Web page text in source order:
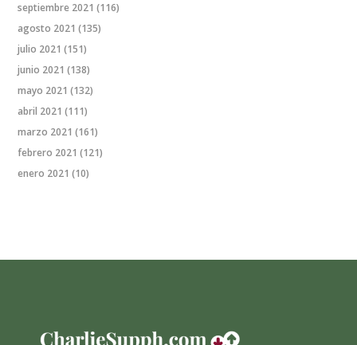
septiembre 2021 (116)
agosto 2021 (135)
julio 2021 (151)
junio 2021 (138)
mayo 2021 (132)
abril 2021 (111)
marzo 2021 (161)
febrero 2021 (121)
enero 2021 (10)